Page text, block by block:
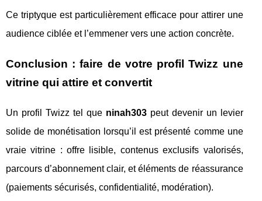
Ce triptyque est particulièrement efficace pour attirer une
audience ciblée et l’emmener vers une action concrète.
Conclusion : faire de votre profil Twizz une
vitrine qui attire et convertit
Un profil Twizz tel que ninah303peut devenir un levier
solide de monétisation lorsqu’il est présenté comme une
vraie vitrine : offre lisible, contenus exclusifs valorisés,
parcours d’abonnement clair, et éléments de réassurance
(paiements sécurisés, confidentialité, modération).